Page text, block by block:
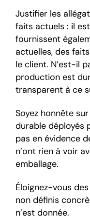
Justifier les
faits actuels : il
fournissent
actuelles, des
le client. N’est-il
production est
transparent à ce
Soyez honnête
durable déployés
pas en évidence
n’ont rien à voir
emballage.
Éloignez-vous
non définis
n’est donnée.